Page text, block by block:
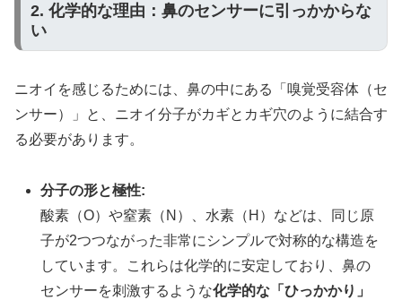
2. 化学的な理由：鼻のセンサーに引っかからな
い
ニオイを感じるためには、鼻の中にある「嗅覚受容体（セ
ンサー）」と、ニオイ分子がカギとカギ穴のように結合す
る必要があります。
分子の形と極性:
酸素（O）や窒素（N）、水素（H ）などは、同じ原
子が2つつながった非常にシンプルで対称的な構造を
しています。これらは化学的に安定しており、鼻の
センサーを刺激するような化学的な「ひっかかり」